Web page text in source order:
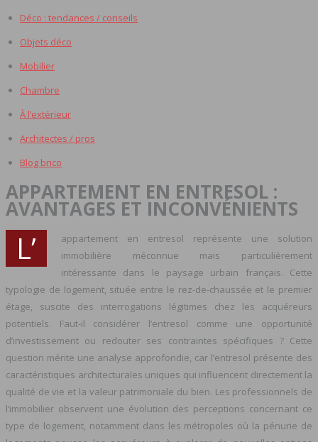
Déco : tendances / conseils
Objets déco
Mobilier
Chambre
À l’extérieur
Architectes / pros
Blog brico
APPARTEMENT EN ENTRESOL :
AVANTAGES ET INCONVÉNIENTS
L’
appartement en entresol représente une solution
immobilière méconnue mais particulièrement
intéressante dans le paysage urbain français. Cette
typologie de logement, située entre le rez-de-chaussée et le premier
étage, suscite des interrogations légitimes chez les acquéreurs
potentiels. Faut-il considérer l’entresol comme une opportunité
d’investissement ou redouter ses contraintes spécifiques ? Cette
question mérite une analyse approfondie, car l’entresol présente des
caractéristiques architecturales uniques qui influencent directement la
qualité de vie et la valeur patrimoniale du bien. Les professionnels de
l’immobilier observent une évolution des perceptions concernant ce
type de logement, notamment dans les métropoles où la pénurie de